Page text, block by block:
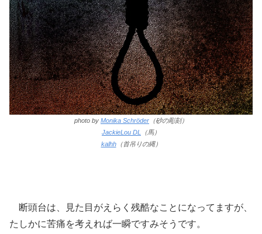
photo by Monika Schröder （砂の彫刻）
JackieLou DL
（馬）
kalhh（首吊りの縄）
断頭台は、見た目がえらく残酷なことになってますが、
たしかに苦痛を考えれば一瞬ですみそうです。